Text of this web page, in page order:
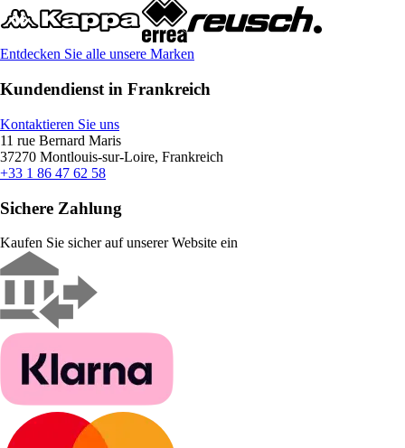
Entdecken Sie alle unsere Marken
Kundendienst in Frankreich
Kontaktieren Sie uns
11 rue Bernard Maris
37270 Montlouis-sur-Loire, Frankreich
+33 1 86 47 62 58
Sichere Zahlung
Kaufen Sie sicher auf unserer Website ein